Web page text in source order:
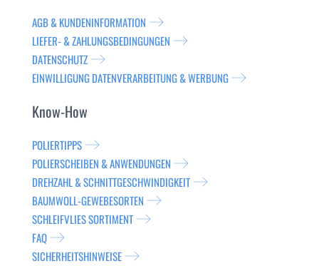
AGB & KUNDENINFORMATION
LIEFER- & ZAHLUNGSBEDINGUNGEN
DATENSCHUTZ
EINWILLIGUNG DATENVERARBEITUNG & WERBUNG
Know-How
POLIERTIPPS
POLIERSCHEIBEN & ANWENDUNGEN
DREHZAHL & SCHNITTGESCHWINDIGKEIT
BAUMWOLL-GEWEBESORTEN
SCHLEIFVLIES SORTIMENT
FAQ
SICHERHEITSHINWEISE